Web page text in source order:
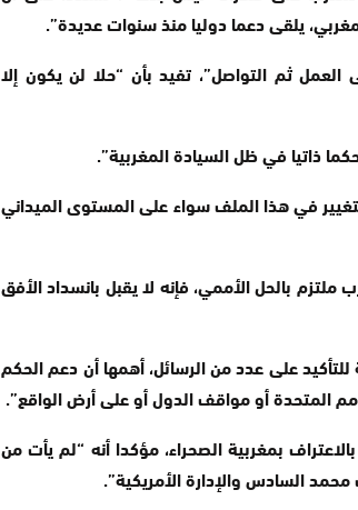
يلقى دعما دوليا منذ سنوات عديدة”.
ثم التواصل”، تفيد بأن “حلا لن يكون إلا
ذاتيا في ظل السيادة المغربية”.
في هذا الملف سواء على المستوى الميداني
بالحل الأممي، فإنه لا يقبل بانسداد الأفق
للتأكيد على عدد من الرسائل، أهمها أن دعم الحكم
المتحدة أو مواقف الدول أو على أرض الواقع”.
بمغربية الصحراء، مؤكدا أنه “لم يأت من
السادس والإدارة الأمريكية”.